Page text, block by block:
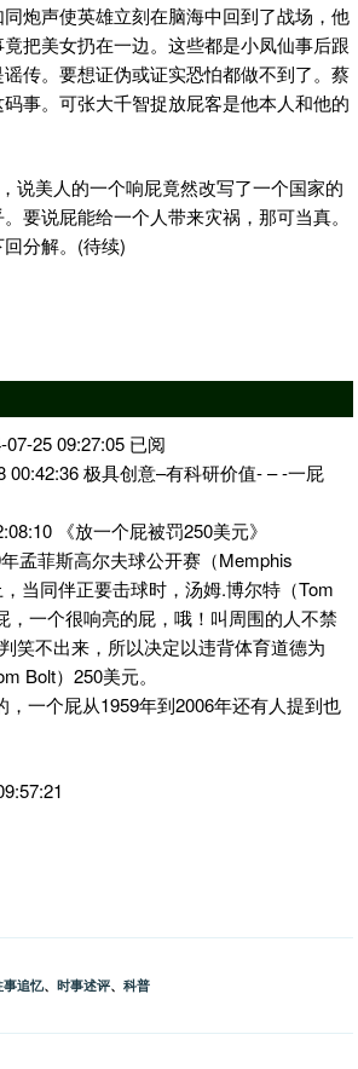
炮声使英雄立刻在脑海中回到了战场，他
把美女扔在一边。这些都是小凤仙事后跟
传。要想证伪或证实恐怕都做不到了。蔡
事。可张大千智捉放屁客是他本人和他的
说美人的一个响屁竟然改写了一个国家的
要说屁能给一个人带来灾祸，那可当真。
分解。(待续)
25 09:27:05 已阅
00:42:36 极具创意–有科研价值- – -一屁
《放一个屁被罚250美元》
孟菲斯高尔夫球公开赛（Memphis
当同伴正要击球时，汤姆.博尔特（Tom
，一个很响亮的屁，哦！叫周围的人不禁
笑不出来，所以决定以违背体育道德为
Bolt）250美元。
，一个屁从1959年到2006年还有人提到也
事追忆、 时事述评、 科普